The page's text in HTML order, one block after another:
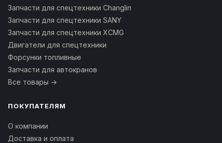
Запчасти для спецтехники Changlin
Запчасти для спецтехники SANY
Запчасти для спецтехники XCMG
Двигатели для спецтехники
Форсунки топливные
Запчасти для автокранов
Все товары →
ПОКУПАТЕЛЯМ
О компании
Доставка и оплата